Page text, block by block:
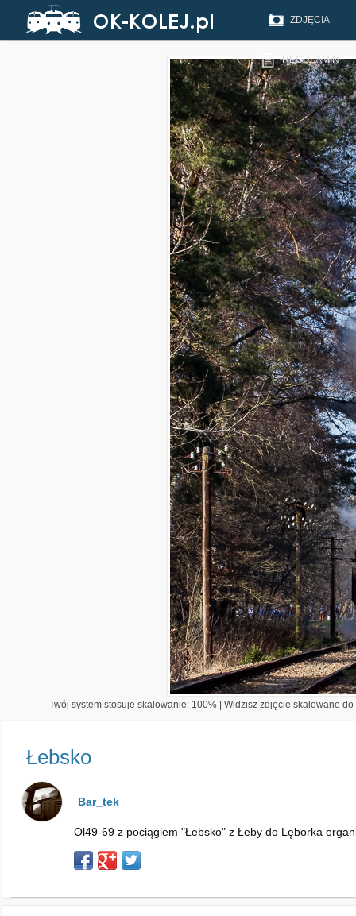
ZDJĘCIA
REGULAMIN
Twój system stosuje skalowanie: 100% | Widzisz zdjęcie skalowane
Łebsko
Bar_tek
Ol49-69 z pociągiem "Łebsko" z Łeby do Lęborka